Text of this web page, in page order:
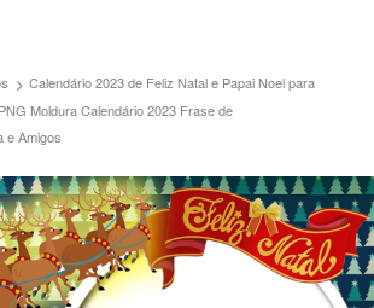
Calendário 2023 de Feliz Natal e Papai Noel para
PNG Moldura Calendário 2023 Frase de
e Amigos